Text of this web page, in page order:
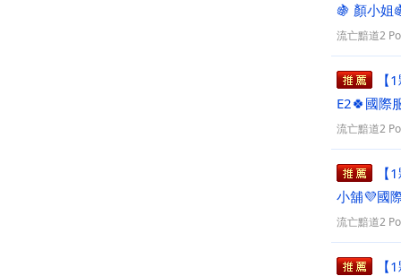
🍇 顏小姐
後開專屬
流亡黯道2
E2🍀國際
練服務🍀
流亡黯道2
小舖💜國
流亡黯道2